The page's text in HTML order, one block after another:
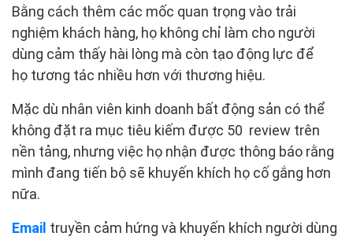
Bằng cách thêm các mốc quan trọng vào trải
nghiệm khách hàng, họ không chỉ làm cho người
dùng cảm thấy hài lòng mà còn tạo động lực để
họ tương tác nhiều hơn với thương hiệu.
Mặc dù nhân viên kinh doanh bất động sản có thể
không đặt ra mục tiêu kiếm được 50 review trên
nền tảng, nhưng việc họ nhận được thông báo rằng
mình đang tiến bộ sẽ khuyến khích họ cố gắng hơn
nữa.
Email truyền cảm hứng và khuyến khích người dùng